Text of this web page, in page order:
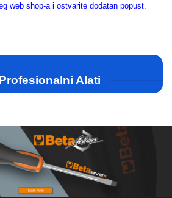
web shop-a i ostvarite dodatan popust.
Alati